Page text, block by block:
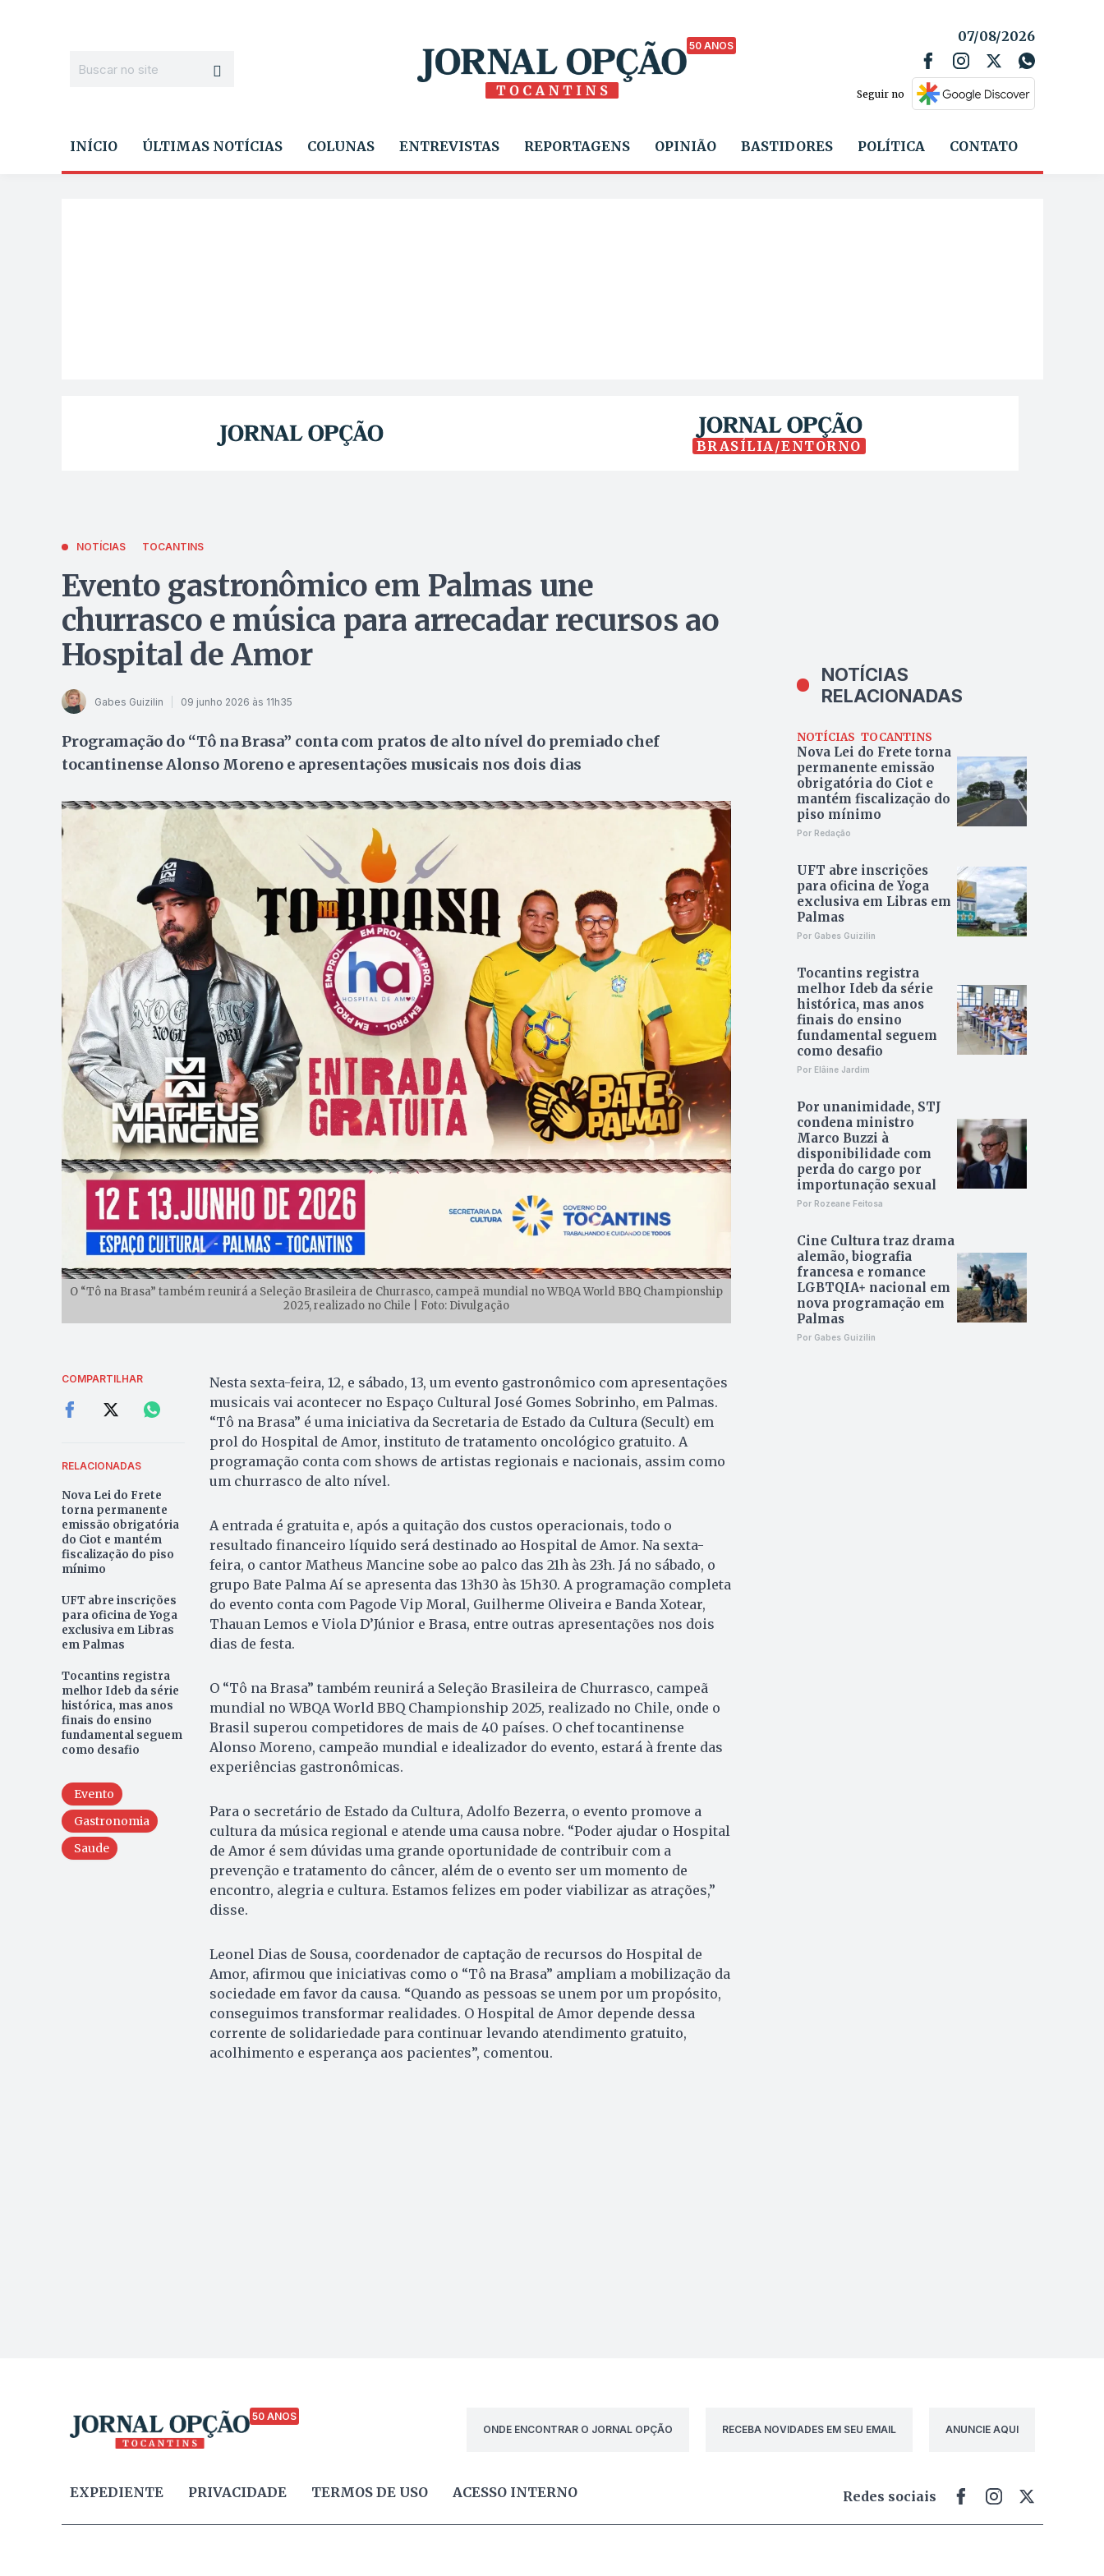
50 ANOS
07/08/2026
Seguir no
INÍCIO ÚLTIMAS NOTÍCIAS COLUNAS ENTREVISTAS REPORTAGENS OPINIÃO BASTIDORES POLÍTICA CONTATO
BRASÍLIA/ENTORNO
NOTÍCIAS TOCANTINS
Evento gastronômico em Palmas une
churrasco e música para arrecadar recursos ao
Hospital de Amor
Gabes Guizilin 09 junho 2026 às 11h35
Programação do “Tô na Brasa” conta com pratos de alto nível do premiado chef
tocantinense Alonso Moreno e apresentações musicais nos dois dias
O “Tô na Brasa” também reunirá a Seleção Brasileira de Churrasco, campeã mundial no WBQA World BBQ Championship
2025, realizado no Chile | Foto: Divulgação
COMPARTILHAR
RELACIONADAS
Nova Lei do Frete
torna permanente
emissão obrigatória
do Ciot e mantém
fiscalização do piso
mínimo
UFT abre inscrições
para oficina de Yoga
exclusiva em Libras
em Palmas
Tocantins registra
melhor Ideb da série
histórica, mas anos
finais do ensino
fundamental seguem
como desafio
Evento
Gastronomia
Saude
Nesta sexta-feira, 12, e sábado, 13, um evento gastronômico com apresentações
musicais vai acontecer no Espaço Cultural José Gomes Sobrinho, em Palmas.
“Tô na Brasa” é uma iniciativa da Secretaria de Estado da Cultura (Secult) em
prol do Hospital de Amor, instituto de tratamento oncológico gratuito. A
programação conta com shows de artistas regionais e nacionais, assim como
um churrasco de alto nível.
A entrada é gratuita e, após a quitação dos custos operacionais, todo o
resultado financeiro líquido será destinado ao Hospital de Amor. Na sexta-
feira, o cantor Matheus Mancine sobe ao palco das 21h às 23h. Já no sábado, o
grupo Bate Palma Aí se apresenta das 13h30 às 15h30. A programação completa
do evento conta com Pagode Vip Moral, Guilherme Oliveira e Banda Xotear,
Thauan Lemos e Viola D’Júnior e Brasa, entre outras apresentações nos dois
dias de festa.
O “Tô na Brasa” também reunirá a Seleção Brasileira de Churrasco, campeã
mundial no WBQA World BBQ Championship 2025, realizado no Chile, onde o
Brasil superou competidores de mais de 40 países. O chef tocantinense
Alonso Moreno, campeão mundial e idealizador do evento, estará à frente das
experiências gastronômicas.
Para o secretário de Estado da Cultura, Adolfo Bezerra, o evento promove a
cultura da música regional e atende uma causa nobre. “Poder ajudar o Hospital
de Amor é sem dúvidas uma grande oportunidade de contribuir com a
prevenção e tratamento do câncer, além de o evento ser um momento de
encontro, alegria e cultura. Estamos felizes em poder viabilizar as atrações,”
disse.
Leonel Dias de Sousa, coordenador de captação de recursos do Hospital de
Amor, afirmou que iniciativas como o “Tô na Brasa” ampliam a mobilização da
sociedade em favor da causa. “Quando as pessoas se unem por um propósito,
conseguimos transformar realidades. O Hospital de Amor depende dessa
corrente de solidariedade para continuar levando atendimento gratuito,
acolhimento e esperança aos pacientes”, comentou.
NOTÍCIAS
RELACIONADAS
NOTÍCIAS TOCANTINS
Nova Lei do Frete torna
permanente emissão
obrigatória do Ciot e
mantém fiscalização do
piso mínimo
Por Redação
UFT abre inscrições
para oficina de Yoga
exclusiva em Libras em
Palmas
Por Gabes Guizilin
Tocantins registra
melhor Ideb da série
histórica, mas anos
finais do ensino
fundamental seguem
como desafio
Por Elâine Jardim
Por unanimidade, STJ
condena ministro
Marco Buzzi à
disponibilidade com
perda do cargo por
importunação sexual
Por Rozeane Feitosa
Cine Cultura traz drama
alemão, biografia
francesa e romance
LGBTQIA+ nacional em
nova programação em
Palmas
Por Gabes Guizilin
50 ANOS
ONDE ENCONTRAR O JORNAL OPÇÃO
RECEBA NOVIDADES EM SEU EMAIL ANUNCIE AQUI
EXPEDIENTE PRIVACIDADE TERMOS DE USO ACESSO INTERNO Redes sociais